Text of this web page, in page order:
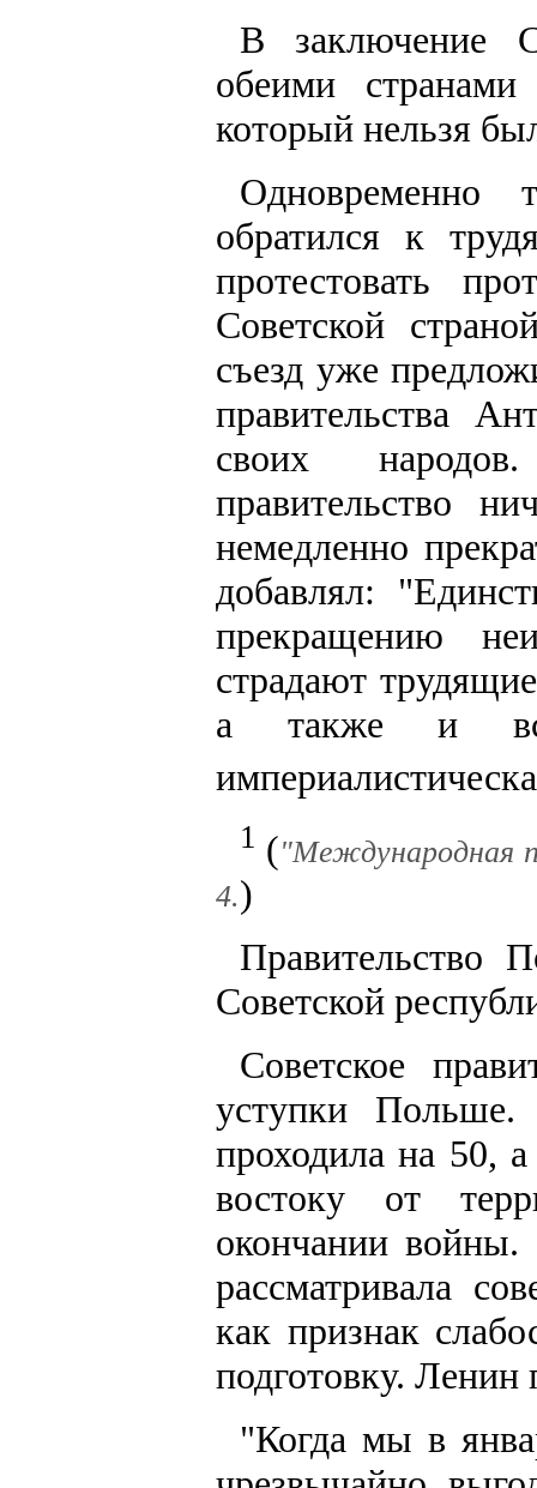
В заключение
обеими
который нельзя
Одновременно
обратился к
протестовать
Советской
съезд уже
правительства
своих
правительство
немедленно
добавлял:
прекращению
страдают
а также и
1 ("Международная
4.)
Правительство
Советской
Советское
уступки
проходила на 50,
востоку от
окончании войны.
рассматривала
как признак
подготовку. Ленин
"Когда мы в